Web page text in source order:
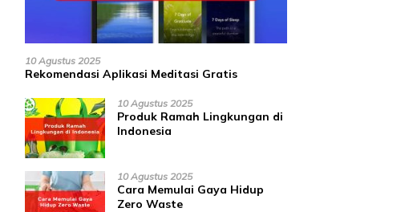
10 Agustus 2025
Rekomendasi Aplikasi Meditasi Gratis
10 Agustus 2025
Produk Ramah Lingkungan di
Indonesia
10 Agustus 2025
Cara Memulai Gaya Hidup
Zero Waste